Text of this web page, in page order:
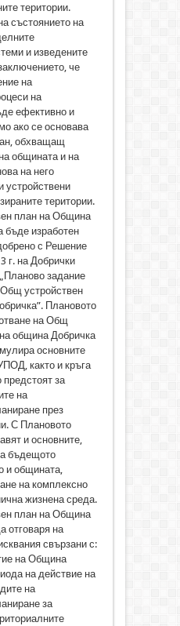
територии.
състоянието на
и изведените
че
на
на
ефективно и
ако се основава
обхващащ
общината и на
на него
устройствени
територии.
план на Община
бъде изработен
с Решение
г. на Добрички
задание
устройствен
Плановото
на Общ
община Добричка
основните
както и кръга
предстоят за
на
през
С Плановото
и основните,
бъдещото
и общината,
на комплексно
жизнена среда.
план на Община
отговаря на
свързани с:
на Община
на действие на
на
за